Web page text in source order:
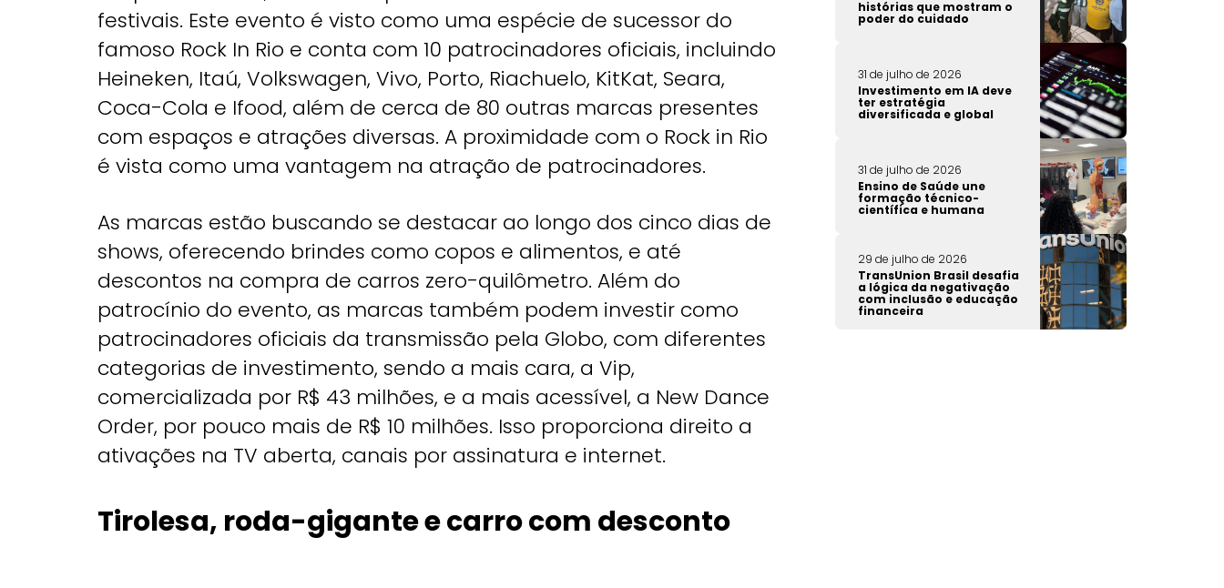
festivais. Este evento é visto como uma espécie de sucessor do
famoso Rock In Rio e conta com 10 patrocinadores oficiais, incluindo
Heineken, Itaú, Volkswagen, Vivo, Porto, Riachuelo, KitKat, Seara,
Coca-Cola e Ifood, além de cerca de 80 outras marcas presentes
com espaços e atrações diversas. A proximidade com o Rock in Rio
é vista como uma vantagem na atração de patrocinadores.
As marcas estão buscando se destacar ao longo dos cinco dias de
shows, oferecendo brindes como copos e alimentos, e até
descontos na compra de carros zero-quilômetro. Além do
patrocínio do evento, as marcas também podem investir como
patrocinadores oficiais da transmissão pela Globo, com diferentes
categorias de investimento, sendo a mais cara, a Vip,
comercializada por R$ 43 milhões, e a mais acessível, a New Dance
Order, por pouco mais de R$ 10 milhões. Isso proporciona direito a
ativações na TV aberta, canais por assinatura e internet.
Tirolesa, roda-gigante e carro com desconto
histórias que mostram o
poder do cuidado
31 de julho de 2026
Investimento em IA deve
ter estratégia
diversificada e global
31 de julho de 2026
Ensino de Saúde une
formação técnico-
científica e humana
29 de julho de 2026
TransUnion Brasil desafia
a lógica da negativação
com inclusão e educação
financeira